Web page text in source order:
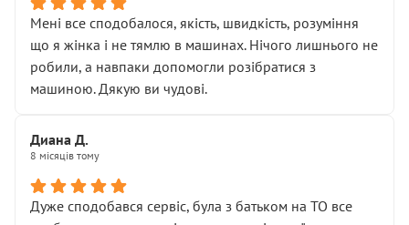
Мені все сподобалося, якість, швидкість, розуміння
що я жінка і не тямлю в машинах. Нічого лишнього не
робили, а навпаки допомогли розібратися з
машиною. Дякую ви чудові.
Диана Д.
8 місяців тому
Дуже сподобався сервіс, була з батьком на ТО все